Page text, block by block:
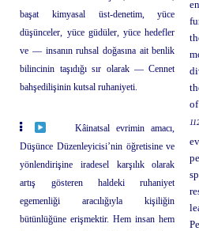
başat kimyasal üst-denetim, yüce
düşünceler, yüce güdüler, yüce hedefler
ve — insanın ruhsal doğasına ait benlik
bilincinin taşıdığı sır olarak — Cennet
bahşedilişinin kutsal ruhaniyeti.
of
Kâinatsal evrimin amacı,
Düşünce Düzenleyicisi’nin öğretisine ve
yönlendirişine iradesel karşılık olarak
artış gösteren haldeki ruhaniyet
egemenliği aracılığıyla kişiliğin
bütünlüğüne erişmektir. Hem insan hem